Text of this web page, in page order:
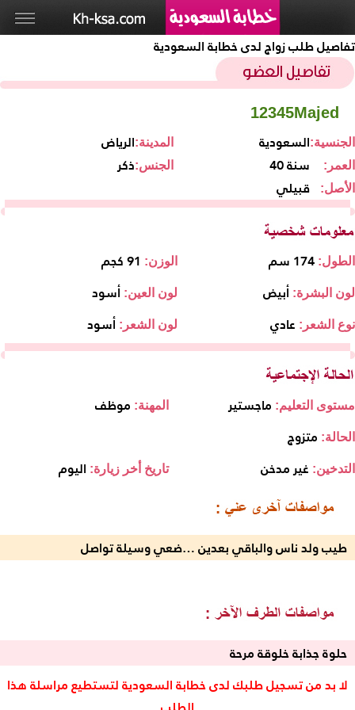
تفاصيل طلب زواج لدى خطابة السعودية
12345Majed
الرياضالمدينة: السعوديةالجنسية:
ذكرالجنس: 40 سنة العمر:
قبيلي الأصل:
الوزن: 91 كجم الطول: 174 سم
لون العين: أسود لون البشرة: أبيض
لون الشعر: أسود نوع الشعر: عادي
المهنة: موظف مستوى التعليم: ماجستير
الحالة: متزوج
تاريخ أخر زيارة: اليوم التدخين: غير مدخن
طيب ولد ناس والباقي بعدين …ضعي وسيلة تواصل
حلوة جذابة خلوقة مرحة
لا بد من تسجيل طلبك لدى خطابة السعودية لتستطيع مراسلة هذا